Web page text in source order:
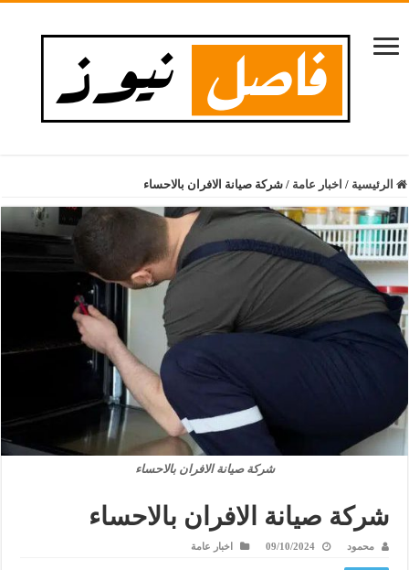
الرئيسية / اخبار عامة / شركة صيانة الافران بالاحساء
شركة صيانة الافران بالاحساء
شركة صيانة الافران بالاحساء
محمود 09/10/2024 اخبار عامة